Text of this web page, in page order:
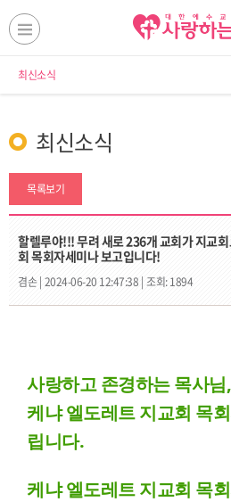
최신소식
최신소식
목록보기
할렐루야!!! 무려 새로 236개 교회가 지교
회 목회자세미나 보고입니다!
겸손 | 2024-06-20 12:47:38 | 조회: 1894
사랑하고 존경하는 목사님,
케냐 엘도레트 지교회 목
립니다.
케냐 엘도레트 지교회 목